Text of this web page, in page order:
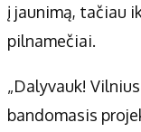
į jaunimą, tačiau
pilnamečiai.
„Dalyvauk!
bandomasis